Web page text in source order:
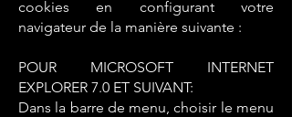
cookies en configurant votre
navigateur de la manière suivante :
POUR MICROSOFT INTERNET
EXPLORER 7.0 ET SUIVANT:
Dans la barre de menu, choisir le menu